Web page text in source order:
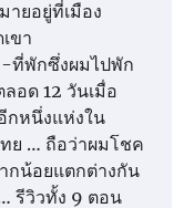
ายอยู่ที่เมือง
ขา
ที่พักซึ่งผมไปพัก
อด 12 วันเมื่อ
กหนึ่งแห่งใน
ทย … ถือว่าผมโชค
กน้อยแตกต่างกัน
รีวิวทั้ง 9 ตอน